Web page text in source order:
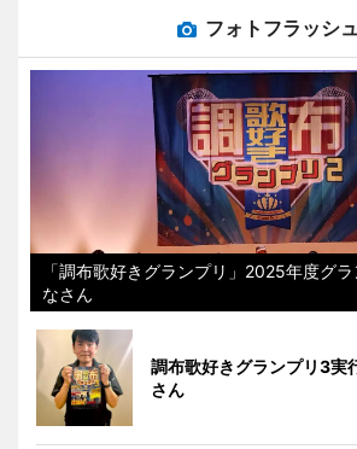
フォトフラッシュ
「調布歌好きグランプリ」2025年度グ
なさん
調布歌好きグランプリ3実
さん